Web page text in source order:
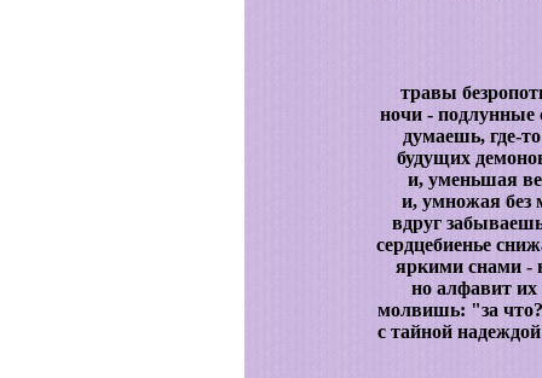
травы
ночи - подлунные
думаешь, где-
будущих
и, уменьшая
и, умножая без
вдруг забываешь
сердцебиенье
яркими снами -
но алфавит их
молвишь: "за
с тайной